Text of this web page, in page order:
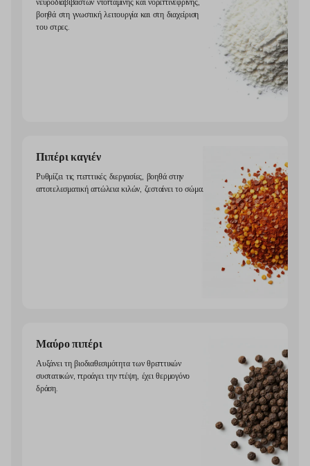
νευροδιαβιβαστών ντοπαμίνης και νορεπινεφρίνης,
βοηθά στη γνωστική λειτουργία και στη διαχείριση
του στρες.
Πιπέρι καγιέν
Ρυθμίζει τις πεπτικές διεργασίες, βοηθά στην
αποτελεσματική απώλεια κιλών, ζεσταίνει το σώμα.
Μαύρο πιπέρι
Αυξάνει τη βιοδιαθεσιμότητα των θρεπτικών
συστατικών, προάγει την πέψη, έχει θερμογόνο
δράση.